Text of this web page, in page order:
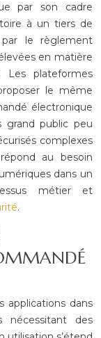
par son cadre
à un tiers de
le règlement
en matière
plateformes
le même
électronique
grand public peu
complexes
au besoin
dans un
métier et
.
applications dans
nécessitant des